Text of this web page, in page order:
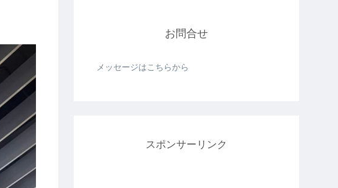
お問合せ
メッセージはこちらから
スポンサーリンク